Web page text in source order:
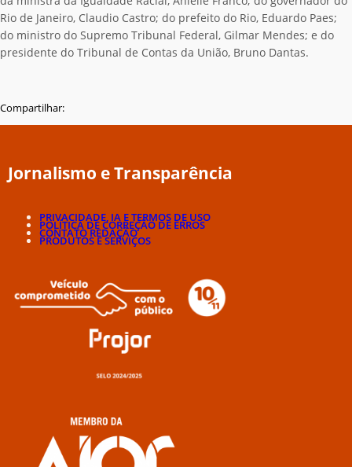
Rio de Janeiro, Claudio Castro; do prefeito do Rio, Eduardo Paes;
do ministro do Supremo Tribunal Federal, Gilmar Mendes; e do
presidente do Tribunal de Contas da União, Bruno Dantas.
Compartilhar:
Jornalismo e Transparência
PRIVACIDADE, IA E TERMOS DE USO
POLÍTICA DE CORREÇÃO DE ERROS
CONTATO REDAÇÃO
PRODUTOS E SERVIÇOS